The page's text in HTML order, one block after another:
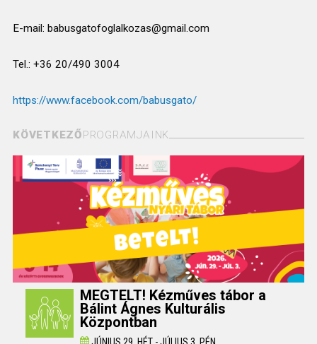
E-mail: babusgatofoglalkozas@gmail.com
Tel.: +36 20/490 3004
https://www.facebook.com/babusgato/
KÖVETKEZŐ PROGRAMJAINK
MEGTELT! Kézműves tábor a
Bálint Ágnes Kulturális
Központban